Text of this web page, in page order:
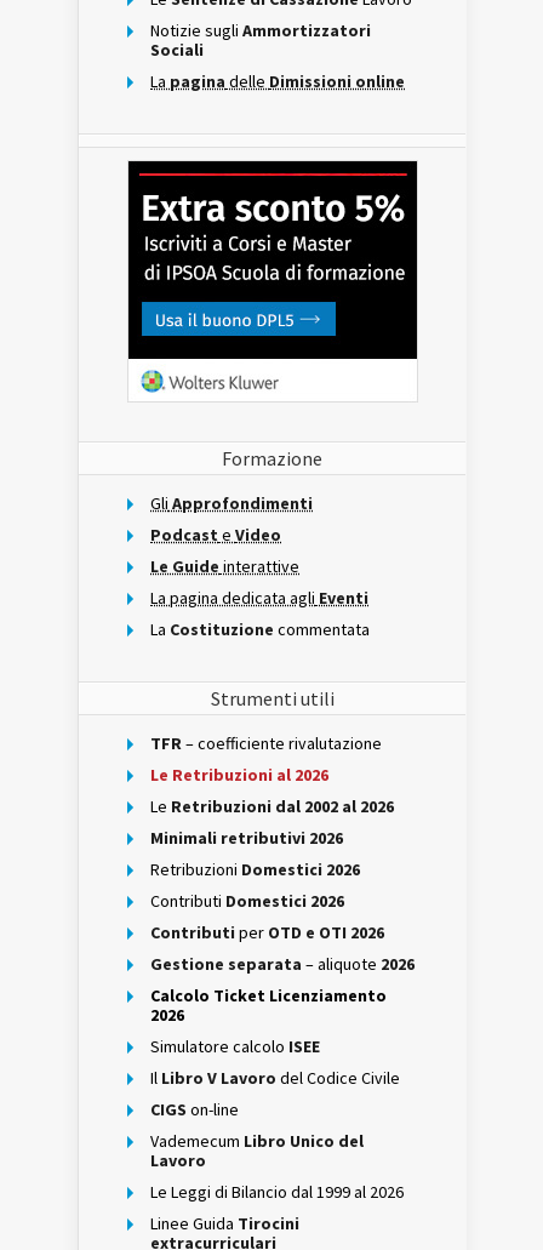
Notizie sugli Ammortizzatori
Sociali
La pagina delle Dimissioni online
Formazione
Gli Approfondimenti
Podcast e Video
Le Guide interattive
La pagina dedicata agli Eventi
La Costituzione commentata
Strumenti utili
TFR– coefficiente rivalutazione
Le Retribuzioni al 2026
Le Retribuzioni dal 2002 al 2026
Minimali retributivi 2026
Retribuzioni Domestici 2026
Contributi Domestici 2026
Contributi per OTD e OTI 2026
Gestione separata – aliquote 2026
Calcolo Ticket Licenziamento
2026
Simulatore calcolo ISEE
Il Libro V Lavoro del Codice Civile
CIGS on-line
Vademecum Libro Unico del
Lavoro
Le Leggi di Bilancio dal 1999 al 2026
Linee Guida Tirocini
extracurriculari